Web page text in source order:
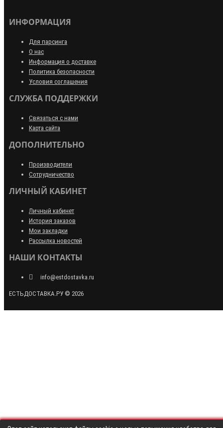
ИНФОРМАЦИЯ
Для парсинга
О нас
Информация о доставке
Политика безопасности
Условия соглашения
СЛУЖБА ПОДДЕРЖКИ
Связаться с нами
Карта сайта
ДОПОЛНИТЕЛЬНО
Производители
Сотрудничество
ЛИЧНЫЙ КАБИНЕТ
Личный кабинет
История заказов
Мои закладки
Рассылка новостей
НАШИ КОНТАКТЫ
info@estdostavka.ru
ЕСТЬДОСТАВКА.РУ © 2026